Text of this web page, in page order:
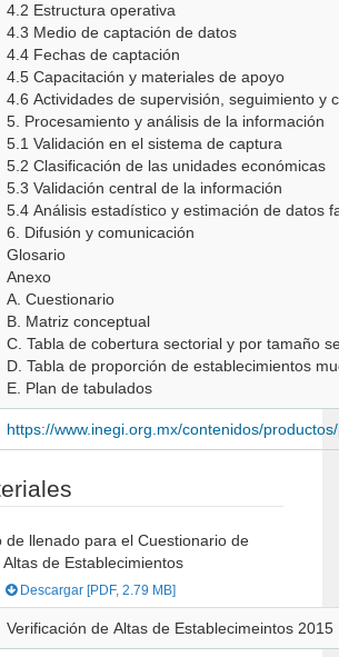
4.2 Estructura operativa
4.3 Medio de captación de datos
4.4 Fechas de captación
4.5 Capacitación y materiales de apoyo
4.6 Actividades de supervisión, seguimiento y
5. Procesamiento y análisis de la información
5.1 Validación en el sistema de captura
5.2 Clasificación de las unidades económicas
5.3 Validación central de la información
5.4 Análisis estadístico y estimación de datos
6. Difusión y comunicación
Glosario
Anexo
A. Cuestionario
B. Matriz conceptual
C. Tabla de cobertura sectorial y por tamaño
D. Tabla de proporción de establecimientos
E. Plan de tabulados
https://www.inegi.org.mx/contenidos/
de Establecimientos
Descargar [PDF, 2.79 MB]
Verificación de Altas de Establecimeintos 2015